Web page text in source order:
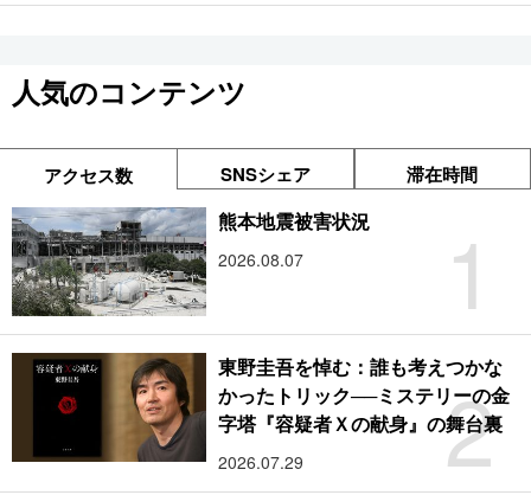
人気のコンテンツ
アクセス数 SNSシェア 滞在時間
1
熊本地震被害状況
2026.08.07
2
東野圭吾を悼む：誰も考えつかな
かったトリック──ミステリーの金
字塔『容疑者Ｘの献身』の舞台裏
2026.07.29